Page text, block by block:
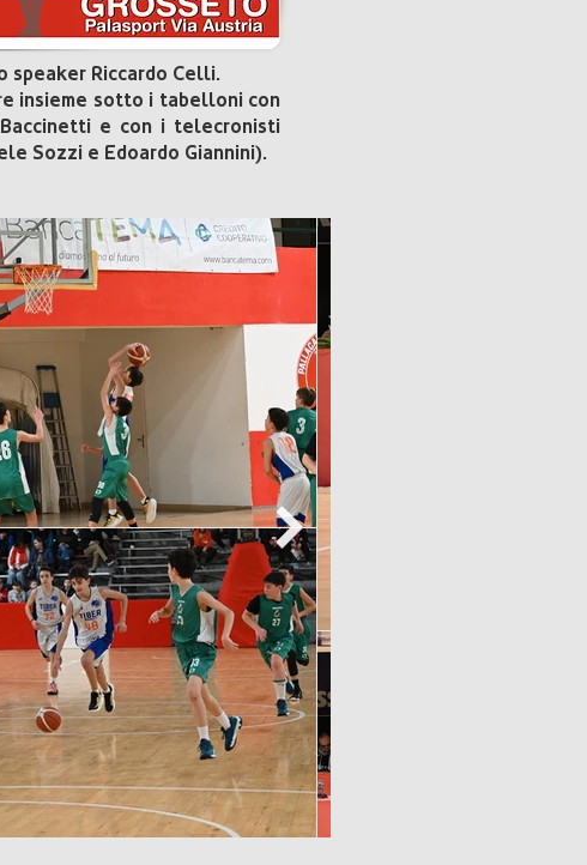
speaker Riccardo Celli.
insieme sotto i tabelloni con
e con i telecronisti
Sozzi e Edoardo Giannini).